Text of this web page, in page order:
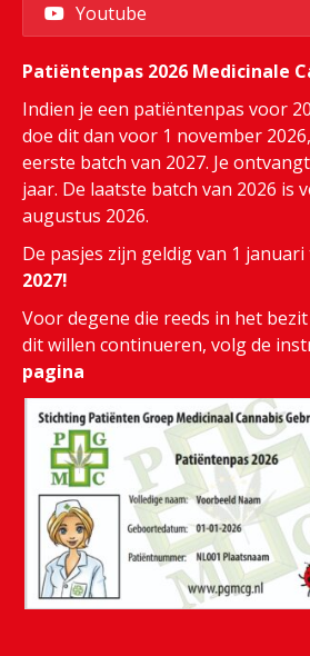
Youtube
Patiëntenpas 2026 Medicinale
Indien je een patiëntenpas voor
doe dit dan voor 1 november
eerste batch van 2027. Je
jaar. De laatste batch van 2026 is
augustus 2026.
De pasjes zijn geldig van 1
2027!
Voor degene die reeds in het
dit willen continueren, volg de
pagina